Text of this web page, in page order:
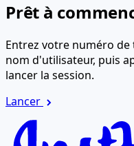
Prêt à
Entrez votre numéro
nom d'utilisateur, puis
lancer la session.
Lancer